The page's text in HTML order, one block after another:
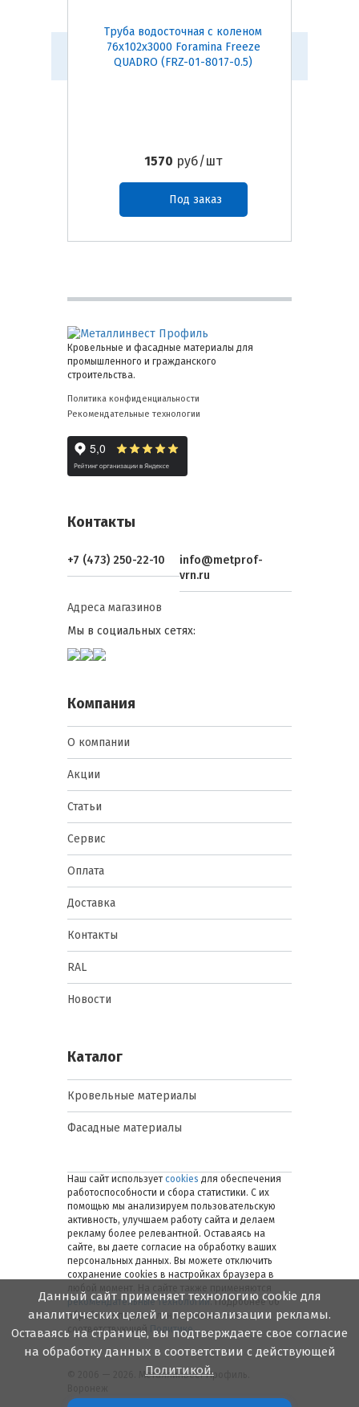
Труба водосточная с коленом
76х102х3000 Foramina Freeze
QUADRO (FRZ-01-8017-0.5)
1570 руб/шт
Под заказ
Кровельные и фасадные материалы для
промышленного и гражданского
строительства.
Политика конфиденциальности
Рекомендательные технологии
Контакты
+7 (473) 250-22-10
info@metprof-
vrn.ru
Адреса магазинов
Мы в социальных сетях:
Компания
О компании
Акции
Статьи
Сервис
Оплата
Доставка
Контакты
RAL
Новости
Каталог
Кровельные материалы
Фасадные материалы
Наш сайт использует cookies для обеспечения
работоспособности и сбора статистики. С их
помощью мы анализируем пользовательскую
активность, улучшаем работу сайта и делаем
рекламу более релевантной. Оставаясь на
сайте, вы даете согласие на обработку ваших
персональных данных. Вы можете отключить
сохранение cookies в настройках браузера в
рекомендательные технологии. Подробнее об
обработке персональных данных — в
соответствующей
Политике.
© 2006 — 2026. Металлинвест Профиль.
Данный сайт применяет технологию cookie для
аналитических целей и персонализации рекламы.
Оставаясь на странице, вы подтверждаете свое согласие
на обработку данных в соответствии с действующей
Политикой.